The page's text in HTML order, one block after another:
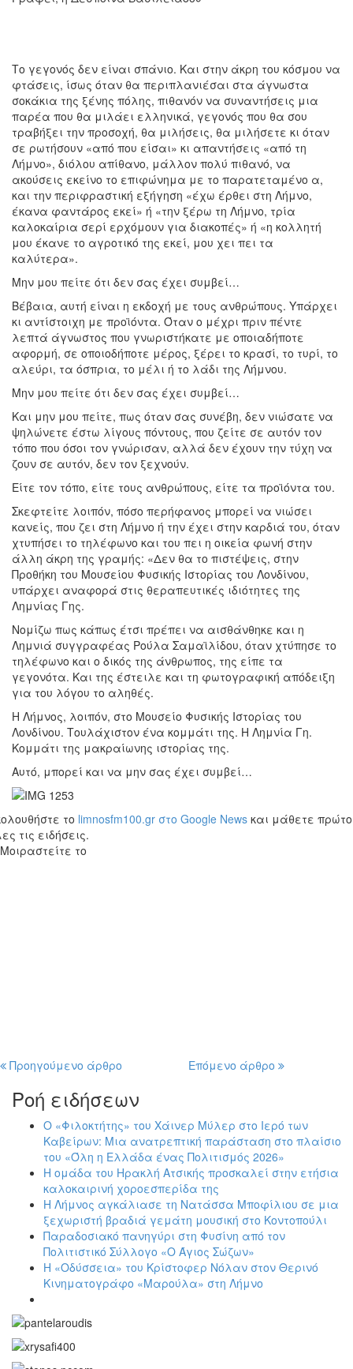
Το γεγονός δεν είναι σπάνιο. Και στην άκρη του κόσμου να
φτάσεις, ίσως όταν θα περιπλανιέσαι στα άγνωστα
σοκάκια της ξένης πόλης, πιθανόν να συναντήσεις μια
παρέα που θα μιλάει ελληνικά, γεγονός που θα σου
τραβήξει την προσοχή, θα μιλήσεις, θα μιλήσετε κι όταν
σε ρωτήσουν «από που είσαι» κι απαντήσεις «από τη
Λήμνο», διόλου απίθανο, μάλλον πολύ πιθανό, να
ακούσεις εκείνο το επιφώνημα με το παρατεταμένο α,
και την περιφραστική εξήγηση «έχω έρθει στη Λήμνο,
έκανα φαντάρος εκεί» ή «την ξέρω τη Λήμνο, τρία
καλοκαίρια σερί ερχόμουν για διακοπές» ή «η κολλητή
μου έκανε το αγροτικό της εκεί, μου χει πει τα
καλύτερα».
Μην μου πείτε ότι δεν σας έχει συμβεί…
Βέβαια, αυτή είναι η εκδοχή με τους ανθρώπους. Υπάρχει
κι αντίστοιχη με προϊόντα. Όταν ο μέχρι πριν πέντε
λεπτά άγνωστος που γνωριστήκατε με οποιαδήποτε
αφορμή, σε οποιοδήποτε μέρος, ξέρει το κρασί, το τυρί, το
αλεύρι, τα όσπρια, το μέλι ή το λάδι της Λήμνου.
Μην μου πείτε ότι δεν σας έχει συμβεί…
Και μην μου πείτε, πως όταν σας συνέβη, δεν νιώσατε να
ψηλώνετε έστω λίγους πόντους, που ζείτε σε αυτόν τον
τόπο που όσοι τον γνώρισαν, αλλά δεν έχουν την τύχη να
ζουν σε αυτόν, δεν τον ξεχνούν.
Είτε τον τόπο, είτε τους ανθρώπους, είτε τα προϊόντα του.
Σκεφτείτε λοιπόν, πόσο περήφανος μπορεί να νιώσει
κανείς, που ζει στη Λήμνο ή την έχει στην καρδιά του, όταν
χτυπήσει το τηλέφωνο και του πει η οικεία φωνή στην
άλλη άκρη της γραμής: «Δεν θα το πιστέψεις, στην
Προθήκη του Μουσείου Φυσικής Ιστορίας του Λονδίνου,
υπάρχει αναφορά στις θεραπευτικές ιδιότητες της
Λημνίας Γης.
Νομίζω πως κάπως έτσι πρέπει να αισθάνθηκε και η
Λημνιά συγγραφέας Ρούλα Σαμαϊλίδου, όταν χτύπησε το
τηλέφωνο και ο δικός της άνθρωπος, της είπε τα
γεγονότα. Και της έστειλε και τη φωτογραφική απόδειξη
για του λόγου το αληθές.
Η Λήμνος, λοιπόν, στο Μουσείο Φυσικής Ιστορίας του
Λονδίνου. Τουλάχιστον ένα κομμάτι της. Η Λημνία Γη.
Κομμάτι της μακραίωνης ιστορίας της.
Αυτό, μπορεί και να μην σας έχει συμβεί…
το limnosfm100.gr στο Google News και μάθετε
τις ειδήσεις.
Μοιραστείτε το
Προηγούμενο άρθρο Επόμενο άρθρο
Ροή ειδήσεων
Ο «Φιλοκτήτης» του Χάινερ Μύλερ στο Ιερό των
Καβείρων: Μια ανατρεπτική παράσταση στο πλαίσιο
του «Όλη η Ελλάδα ένας Πολιτισμός 2026»
Η ομάδα του Ηρακλή Ατσικής προσκαλεί στην ετήσια
καλοκαιρινή χοροεσπερίδα της
Η Λήμνος αγκάλιασε τη Νατάσσα Μποφίλιου σε μια
ξεχωριστή βραδιά γεμάτη μουσική στο Κοντοπούλι
Παραδοσιακό πανηγύρι στη Φυσίνη από τον
Πολιτιστικό Σύλλογο «Ο Άγιος Σώζων»
Η «Οδύσσεια» του Κρίστοφερ Νόλαν στον Θερινό
Κινηματογράφο «Μαρούλα» στη Λήμνο